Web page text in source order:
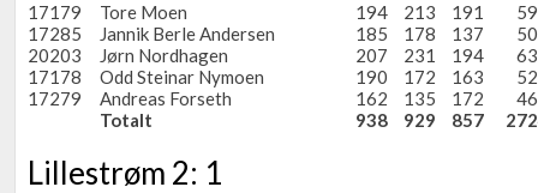
17179 Tore Moen 194 213 191
17285
Jannik Berle Andersen 185 178 137
20203
Jørn Nordhagen 207 231 194
17178
Odd Steinar Nymoen 190 172 163
17279
Andreas Forseth 162 135 172
Totalt
938 929 857
Lillestrøm 2: 1